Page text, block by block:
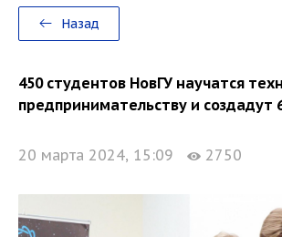
Назад
450 студентов НовГУ научатся
предпринимательству и создадут
20 марта 2024, 15:09 2750